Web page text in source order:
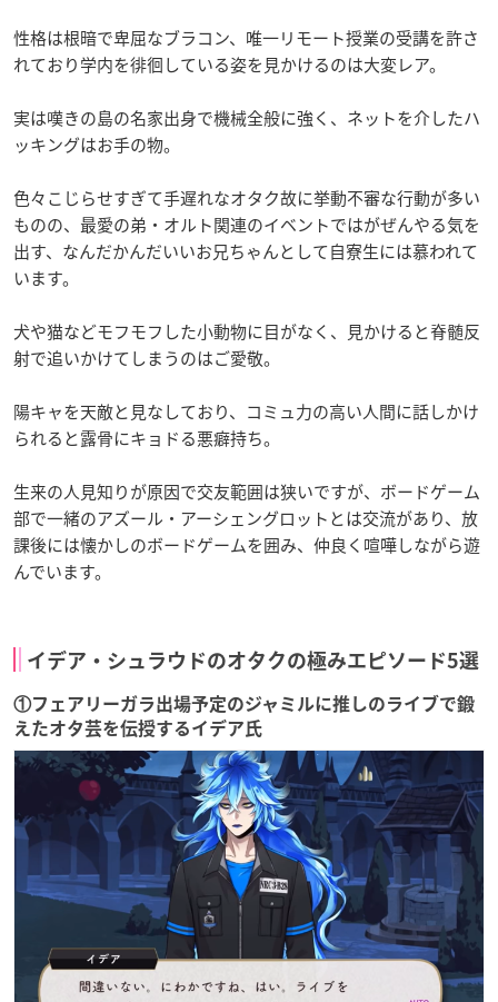
性格は根暗で卑屈なブラコン、唯一リモート授業の受講を許さ
れており学内を徘徊している姿を見かけるのは大変レア。
実は嘆きの島の名家出身で機械全般に強く、ネットを介したハ
ッキングはお手の物。
色々こじらせすぎて手遅れなオタク故に挙動不審な行動が多い
ものの、最愛の弟・オルト関連のイベントではがぜんやる気を
出す、なんだかんだいいお兄ちゃんとして自寮生には慕われて
います。
犬や猫などモフモフした小動物に目がなく、見かけると脊髄反
射で追いかけてしまうのはご愛敬。
陽キャを天敵と見なしており、コミュ力の高い人間に話しかけ
られると露骨にキョドる悪癖持ち。
生来の人見知りが原因で交友範囲は狭いですが、ボードゲーム
部で一緒のアズール・アーシェングロットとは交流があり、放
課後には懐かしのボードゲームを囲み、仲良く喧嘩しながら遊
んでいます。
イデア・シュラウドのオタクの極みエピソード5選
①フェアリーガラ出場予定のジャミルに推しのライブで鍛
えたオタ芸を伝授するイデア氏